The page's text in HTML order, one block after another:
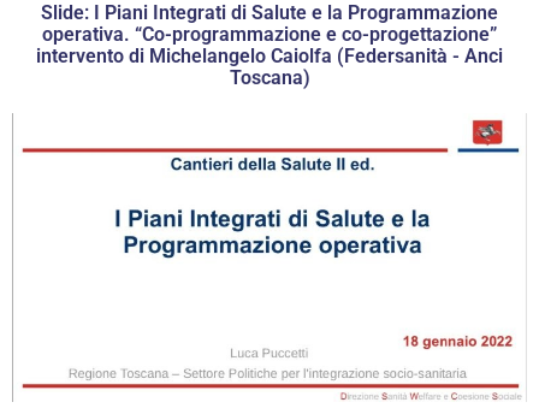
Slide: I Piani Integrati di Salute e la Programmazione
operativa. “Co-programmazione e co-progettazione”
intervento di Michelangelo Caiolfa (Federsanità - Anci
Toscana)